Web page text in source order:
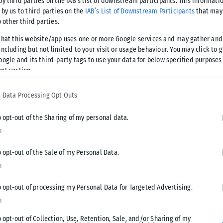
by us to third parties on the IAB’s List of Downstream Participantsthat
other third parties.
this website/app uses one or more Google services and may gather
but not limited to your visit or usage behaviour. You may click to
and its third-party tags to use your data for below specified
section.
Data Processing Opt Outs
opt-out of the Sharing of my personal data.
opt-out of the Sale of my Personal Data.
opt-out of processing my Personal Data for Targeted Advertising.
opt-out of Collection, Use, Retention, Sale, and/or Sharing of my
Conference League, με αντίπαλο
στη διάθεσή του πλην του Ζοάν Σάστρε που δούλεψε
στην Τούμπα.